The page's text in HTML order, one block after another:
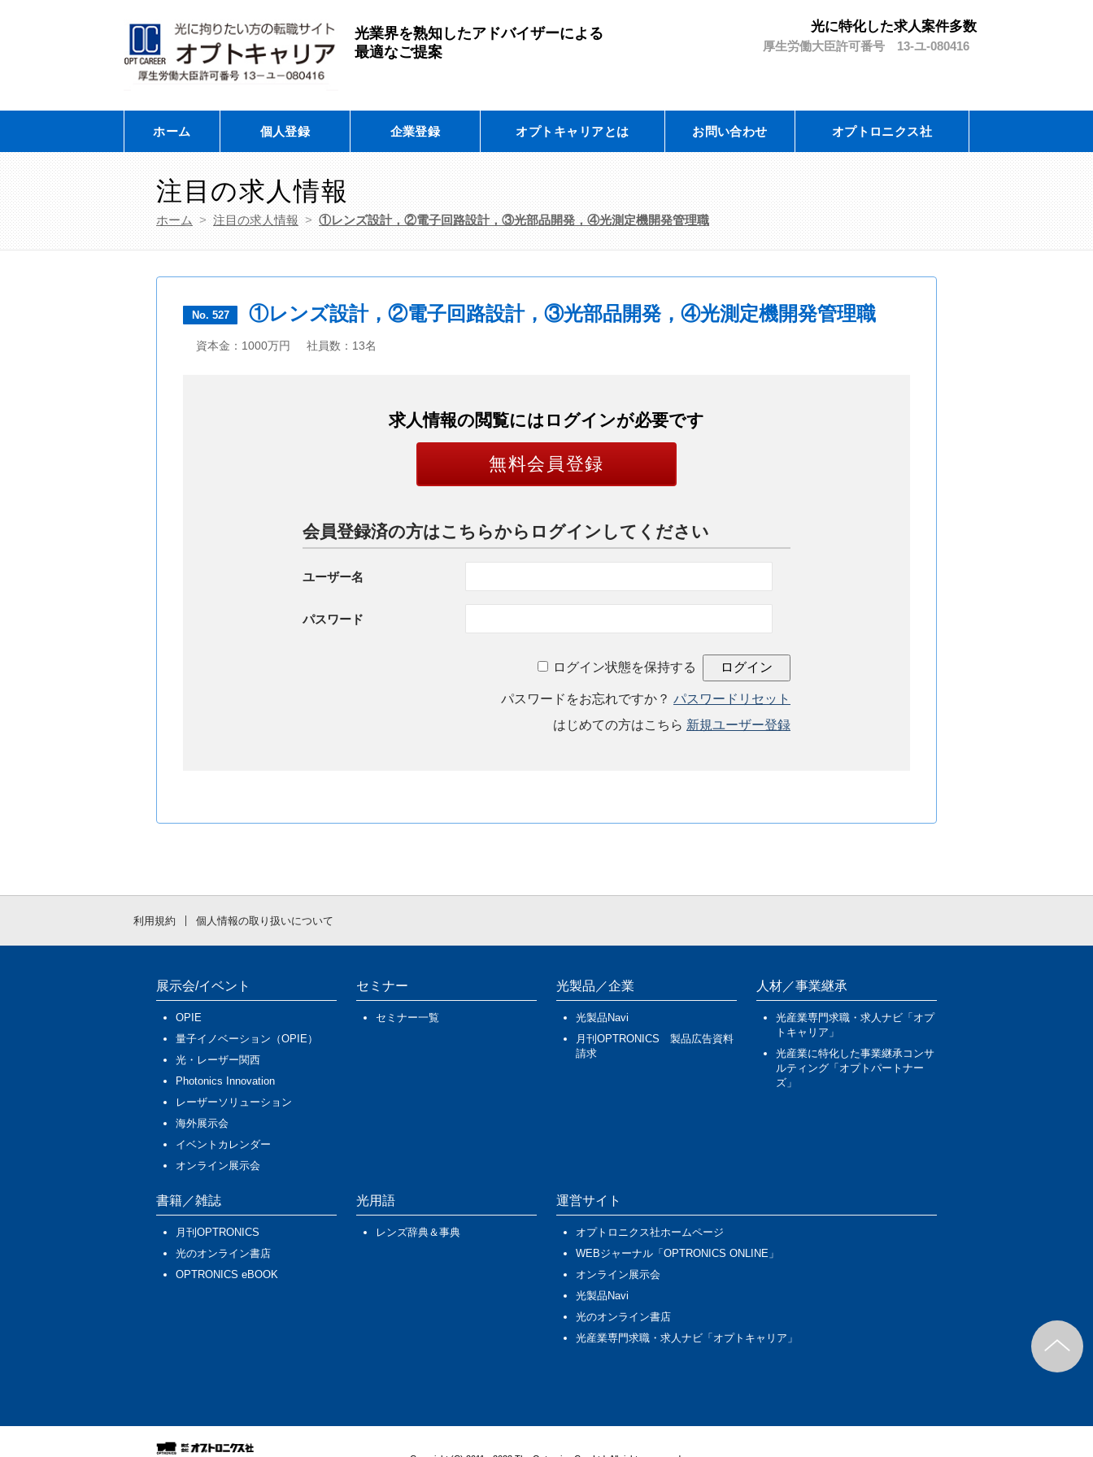
光業界を熟知したアドバイザーによる
最適なご提案
光に特化した求人案件多数
厚生労働大臣許可番号 13-ユ-080416
ホーム 個人登録 企業登録 オプトキャリアとは お問い合わせ オプトロニクス社
注目の求人情報
ホーム > 注目の求人情報 > ①レンズ設計，②電子回路設計，③光部品開発，④光測定機開発管理職
No. 527 ①レンズ設計，②電子回路設計，③光部品開発，④光測定機開発管理職
資本金：1000万円 社員数：13名
求人情報の閲覧にはログインが必要です
無料会員登録
会員登録済の方はこちらからログインしてください
ユーザー名
パスワード
ログイン状態を保持する
パスワードをお忘れですか？ パスワードリセット
はじめての方はこちら 新規ユーザー登録
利用規約 個人情報の取り扱いについて